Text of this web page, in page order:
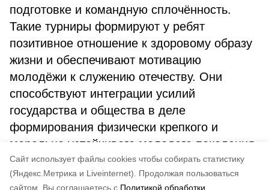
Cайт использует файлы cookies чтобы собирать статистику
(Яндекс.Метрика и Liveinternet).
Продолжая пользоваться
сайтом, Вы соглашаетесь с Политикой обработки
подготовке и командную сплочённость.
Такие турниры формируют у ребят
позитивное отношение к здоровому образу
жизни и обеспечивают мотивацию
молодёжи к служению отечеству. Они
способствуют интеграции усилий
государства и общества в деле
формирования физически крепкого и
морально устойчивого молодого поколения.